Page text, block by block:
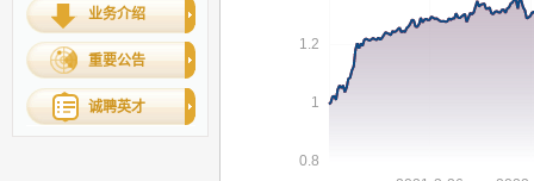
业务介绍
重要公告
诚聘英才